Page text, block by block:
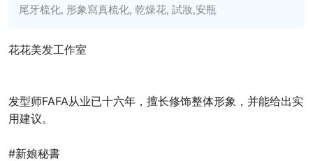
尾牙梳化, 形象寫真梳化, 乾燥花, 試妝,安瓶
花花美发工作室
发型师FAFA从业已十六年，擅长修饰整体形象，并能给出实
用建议。
#新娘秘書